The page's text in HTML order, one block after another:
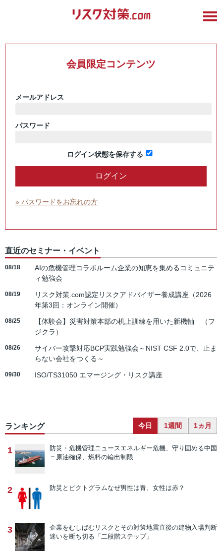
会員限定コンテンツ
メールアドレス
パスワード
ログイン状態を保存する
» パスワードをお忘れの方
直近のセミナー・イベント
08/18
AIの危機管理コラボルーム企業の知恵を集めるコミュニテ
ィ勉強会
08/19
リスク対策.com認定リスクアドバイザー養成講座（2026
年第3回：オンライン開催）
08/25
【体験会】災害対策本部の机上訓練を用いた新機軸 （フ
ジクラ）
08/26
サイバー攻撃対応BCP実践勉強会～NIST CSF 2.0で、止ま
らない会社をつくる～
09/30 ISO/TS31050 エマージング・リスク講座
ランキング 今日 1週間 1ヵ月
1 防災・危機管理ニュースエネルギー危機、守り固める中国
＝原油確保、燃料の輸出制限
2 防災とピクトグラムなぜ男性は青、女性は赤？
3 企業をむしばむリスクとその対策地震直後の建物入場判断
迷いを断ち切る「二段階ステップ」